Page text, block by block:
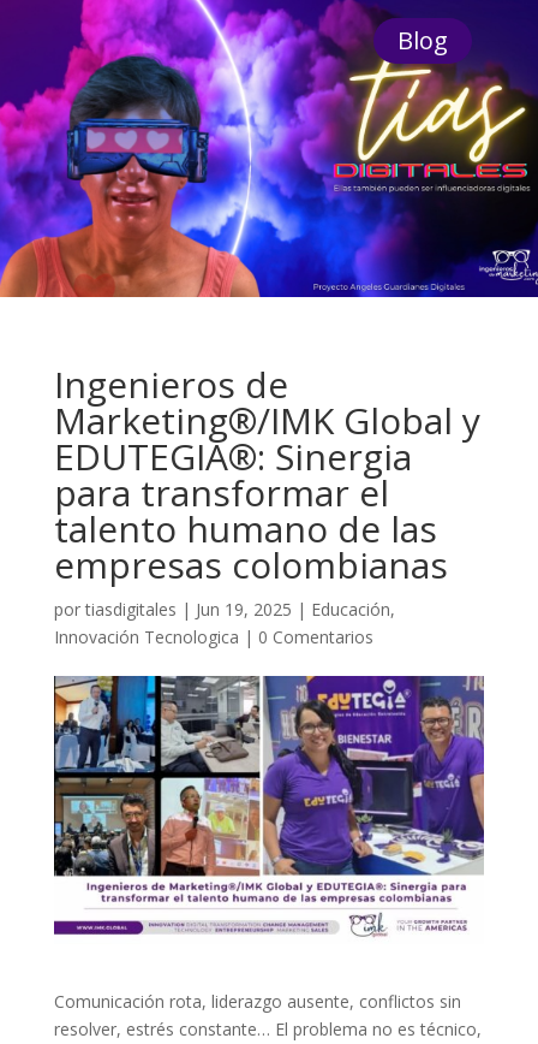
Blog
Ingenieros de
Marketing®/IMK Global y
EDUTEGIA®: Sinergia
para transformar el
talento humano de las
empresas colombianas
portiasdigitales | Jun 19, 2025 | Educación,
Innovación Tecnologica | 0 Comentarios
Comunicación rota, liderazgo ausente, conflictos sin
resolver, estrés constante… El problema no es técnico,